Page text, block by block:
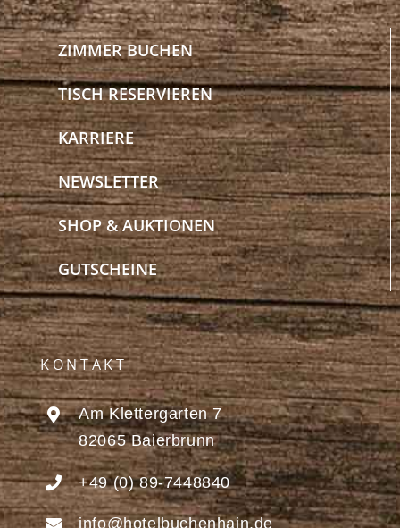
ZIMMER BUCHEN
TISCH RESERVIEREN
KARRIERE
NEWSLETTER
SHOP & AUKTIONEN
GUTSCHEINE
KONTAKT
Am Klettergarten 7
82065 Baierbrunn
+49 (0) 89-7448840
info@hotelbuchenhain.de